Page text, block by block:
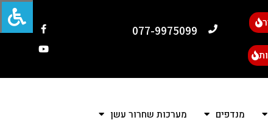
077-9975099
מנדפים
מערכות שחרור עשן